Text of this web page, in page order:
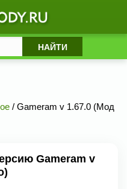
/ Gameram v 1.67.0 (Мод
Gameram v